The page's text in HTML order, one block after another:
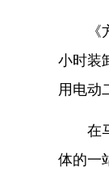
《方
小时装
用电动
在马
体的一